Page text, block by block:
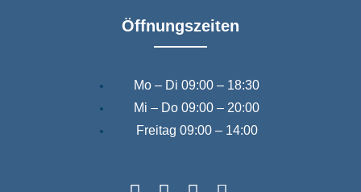
Öffnungszeiten
Mo – Di 09:00 – 18:30
Mi – Do 09:00 – 20:00
Freitag 09:00 – 14:00